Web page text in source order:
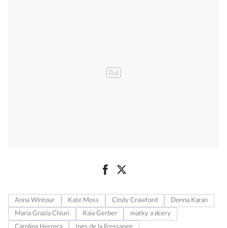
Anna Wintour Kate Moss Cindy Crawford
Donna Karan
Maria Grazia Chiuri
Kaia Gerber
matky a dcery